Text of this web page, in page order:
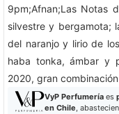
9pm;Afnan;Las Notas
silvestre y bergamota;
del naranjo y lirio de
haba tonka, ámbar y
2020, gran
VyP Perfumeríaes
en Chile,